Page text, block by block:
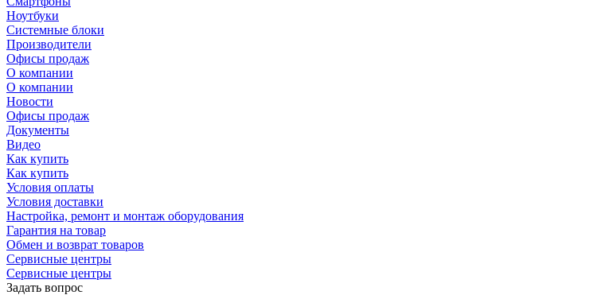
Ноутбуки
Системные блоки
Производители
Офисы продаж
О компании
О компании
Новости
Офисы продаж
Документы
Видео
Как купить
Как купить
Условия оплаты
Условия доставки
Настройка, ремонт и монтаж оборудования
Гарантия на товар
Обмен и возврат товаров
Сервисные центры
Сервисные центры
Задать вопрос